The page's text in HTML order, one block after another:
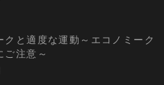
クと適度な運動～エコノミーク
ご注意～